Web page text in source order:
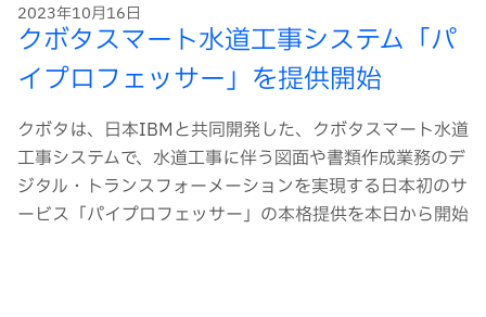
2023年10月16日
クボタスマート水道工事システム「パ
イプロフェッサー」を提供開始
クボタは、日本IBMと共同開発した、クボタスマート水道
工事システムで、水道工事に伴う図面や書類作成業務のデ
ジタル・トランスフォーメーションを実現する日本初のサ
ービス「パイプロフェッサー」の本格提供を本日から開始